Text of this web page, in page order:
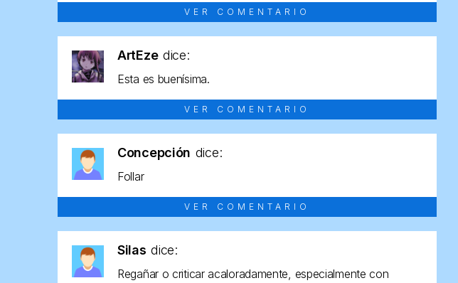
VER COMENTARIO
ArtEze dice:
Esta es buenísima.
VER COMENTARIO
Concepción dice:
Follar
VER COMENTARIO
Silas dice:
Regañar o criticar acaloradamente, especialmente con